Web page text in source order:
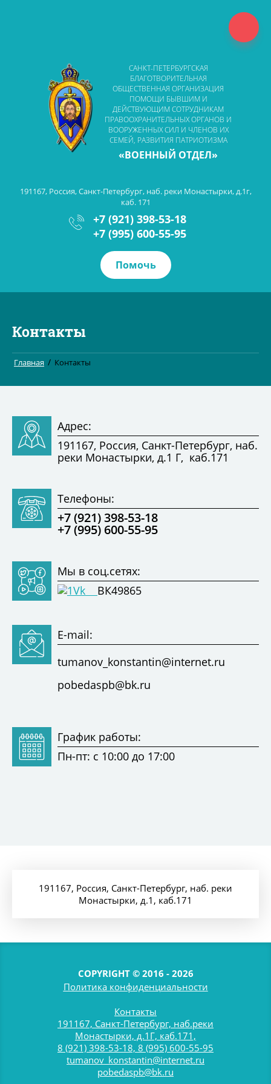
САНКТ-ПЕТЕРБУРГСКАЯ
БЛАГОТВОРИТЕЛЬНАЯ
ОБЩЕСТВЕННАЯ ОРГАНИЗАЦИЯ
ПОМОЩИ БЫВШИМ И
ДЕЙСТВУЮЩИМ СОТРУДНИКАМ
ПРАВООХРАНИТЕЛЬНЫХ ОРГАНОВ И
ВООРУЖЕННЫХ СИЛ И ЧЛЕНОВ ИХ
СЕМЕЙ, РАЗВИТИЯ ПАТРИОТИЗМА
«ВОЕННЫЙ ОТДЕЛ»
+7 (921) 398-53-18
+7 (995) 600-55-95
191167, Россия, Санкт-Петербург, наб. реки Монастырки, д.1г,
каб. 171
Помочь
Контакты
Главная / Контакты
Адрес:
191167, Россия, Санкт-Петербург, наб.
реки Монастырки, д.1 Г, каб.171
Телефоны:
+7 (921) 398-53-18
+7 (995) 600-55-95
Мы в соц.сетях:
ВК49865
E-mail:
tumanov_konstantin@internet.ru
pobedaspb@bk.ru
График работы:
Пн-пт: с 10:00 до 17:00
191167, Россия, Санкт-Петербург, наб. реки
Монастырки, д.1, каб.171
COPYRIGHT © 2016 - 2026
Политика конфиденциальности
Контакты
191167, Санкт-Петербург, наб.реки
Монастырки, д.1Г, каб.171,
8 (921) 398-53-18, 8 (995) 600-55-95
tumanov_konstantin@internet.ru
pobedaspb@bk.ru